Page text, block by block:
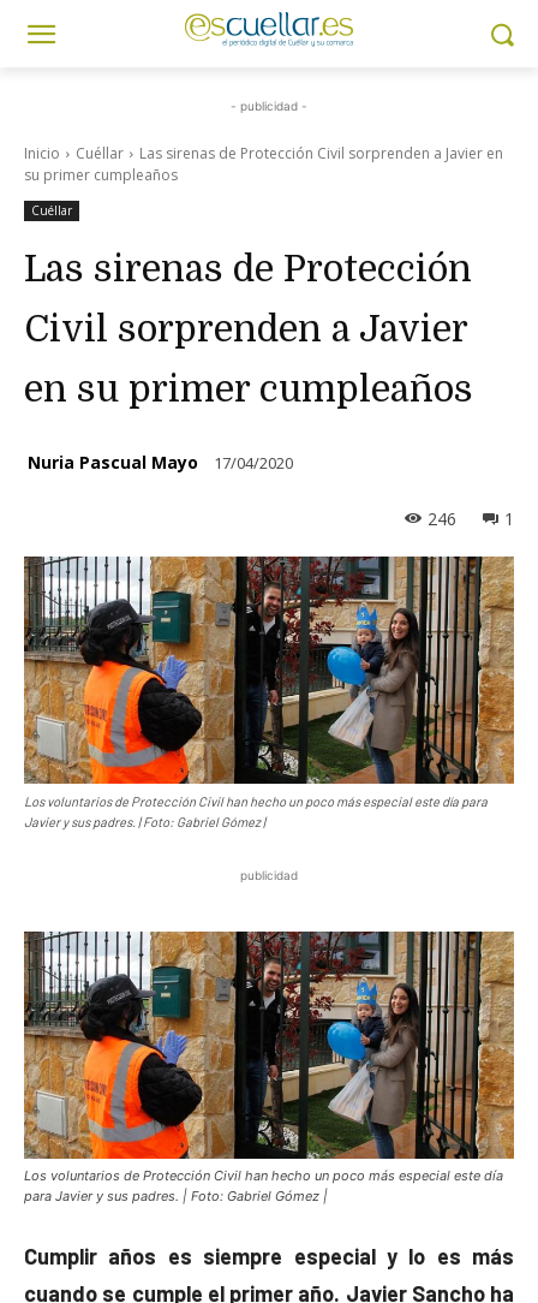
- publicidad -
Inicio Cuéllar
Las sirenas de Protección Civil sorprenden a Javier en
su primer cumpleaños
Cuéllar
Las sirenas de Protección
Civil sorprenden a Javier
en su primer cumpleaños
Nuria Pascual Mayo 17/04/2020
1
246
Los voluntarios de Protección Civil han hecho un poco más especial este día para
Javier y sus padres. | Foto: Gabriel Gómez |
publicidad
Los voluntarios de Protección Civil han hecho un poco más especial este día
para Javier y sus padres. | Foto: Gabriel Gómez |
Cumplir años es siempre especial y lo es más
cuando se cumple el primer año. Javier Sancho ha